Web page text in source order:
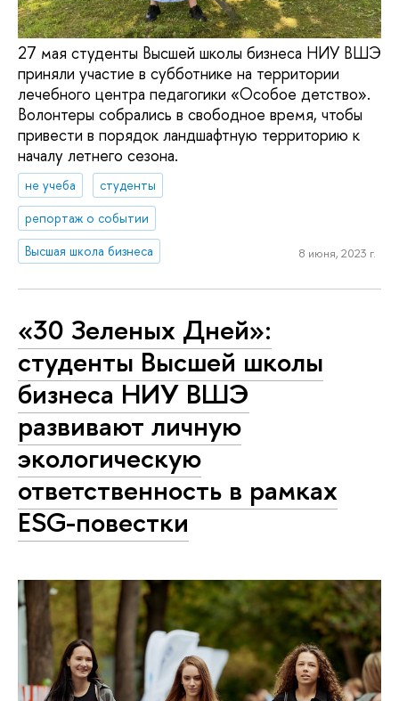
27 мая студенты Высшей школы бизнеса НИУ ВШЭ
приняли участие в субботнике на территории
лечебного центра педагогики «Особое детство».
Волонтеры собрались в свободное время, чтобы
привести в порядок ландшафтную территорию к
началу летнего сезона.
не учеба
студенты
репортаж о событии
Высшая школа бизнеса
8 июня, 2023 г.
«30 Зеленых Дней»:
студенты Высшей школы
бизнеса НИУ ВШЭ
развивают личную
экологическую
ответственность в рамках
ESG-повестки